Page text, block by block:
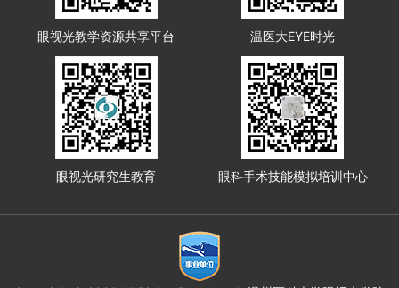
眼视光教学资源共享平台 温医大EYE时光
眼视光研究生教育 眼科手术技能模拟培训中心